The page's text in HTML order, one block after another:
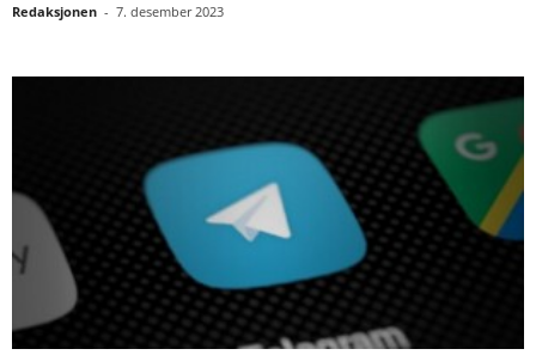
Redaksjonen - 7. desember 2023